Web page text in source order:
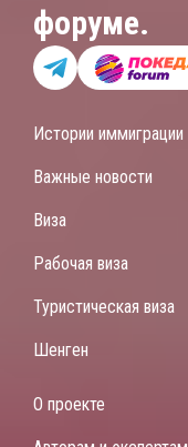
форуме.
Истории иммиграции
Важные новости
Виза
Рабочая виза
Туристическая виза
Шенген
О проекте